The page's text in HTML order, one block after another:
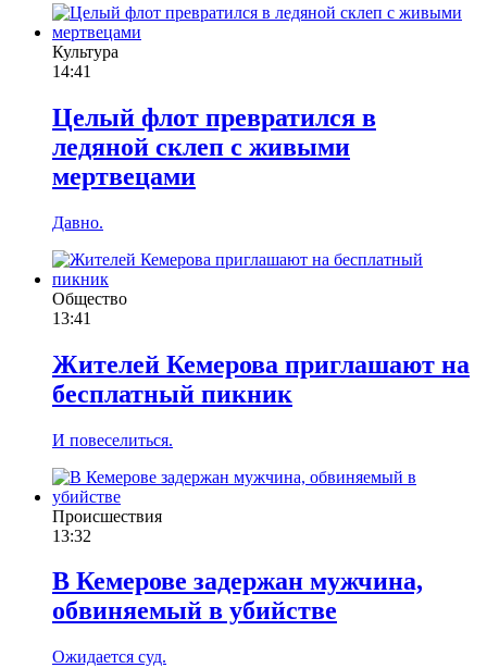
Культура
14:41
Целый флот превратился в
ледяной склеп с живыми
мертвецами
Давно.
Общество
13:41
Жителей Кемерова приглашают на
бесплатный пикник
И повеселиться.
Происшествия
13:32
В Кемерове задержан мужчина,
обвиняемый в убийстве
Ожидается суд.